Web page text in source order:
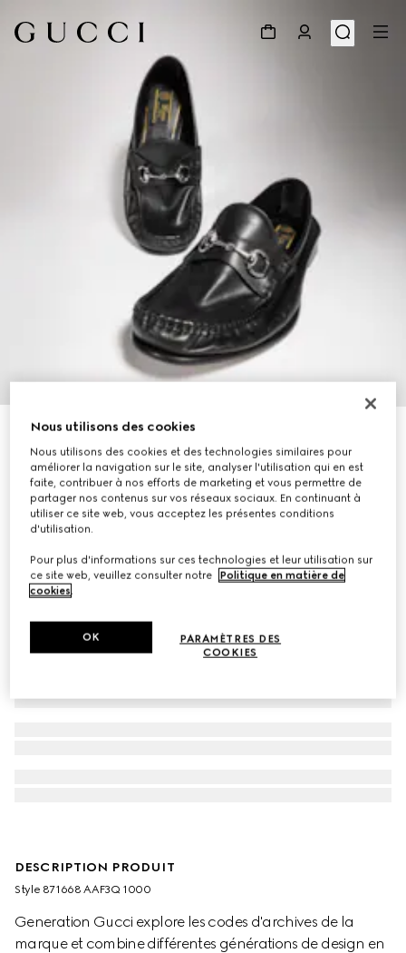
Mocassins pour homme Gucci Lugano
€ 890
DESCRIPTION PRODUIT
Style ‎871668 AAF3Q 1000
Generation Gucci explore les codes d'archives de la
marque et combine différentes générations de design en
Nous utilisons des cookies
Nous utilisons des cookies et des technologies similaires pour
améliorer la navigation sur le site, analyser l'utilisation qui en est
faite, contribuer à nos efforts de marketing et vous permettre de
partager nos contenus sur vos réseaux sociaux. En continuant à
utiliser ce site web, vous acceptez les présentes conditions
d'utilisation.
Pour plus d'informations sur ces technologies et leur utilisation sur
ce site web, veuillez consulter notre
Politique en matière de
cookies.
PARAMÈTRES DES
COOKIES
OK